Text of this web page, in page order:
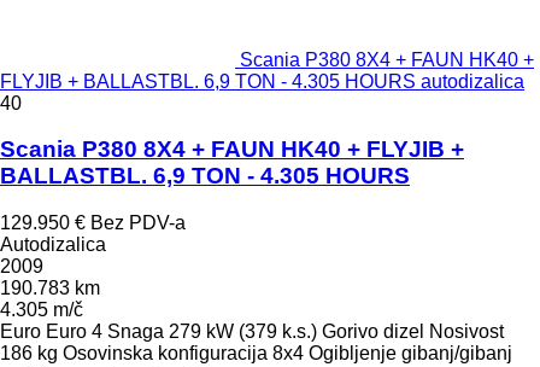
Scania P380 8X4 + FAUN HK40 +
FLYJIB + BALLASTBL. 6,9 TON - 4.305 HOURS autodizalica
40
Scania P380 8X4 + FAUN HK40 + FLYJIB +
BALLASTBL. 6,9 TON - 4.305 HOURS
129.950 € Bez PDV-a
Autodizalica
2009
190.783 km
4.305 m/č
Euro Euro 4 Snaga 279 kW (379 k.s.) Gorivo dizel Nosivost
186 kg Osovinska konfiguracija 8x4 Ogibljenje gibanj/gibanj